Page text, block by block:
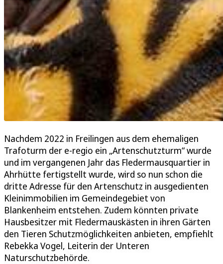
Nachdem 2022 in Freilingen aus dem ehemaligen
Trafoturm der e-regio ein „Artenschutzturm“ wurde
und im vergangenen Jahr das Fledermausquartier in
Ahrhütte fertigstellt wurde, wird so nun schon die
dritte Adresse für den Artenschutz in ausgedienten
Kleinimmobilien im Gemeindegebiet von
Blankenheim entstehen. Zudem könnten private
Hausbesitzer mit Fledermauskästen in ihren Gärten
den Tieren Schutzmöglichkeiten anbieten, empfiehlt
Rebekka Vogel, Leiterin der Unteren
Naturschutzbehörde.